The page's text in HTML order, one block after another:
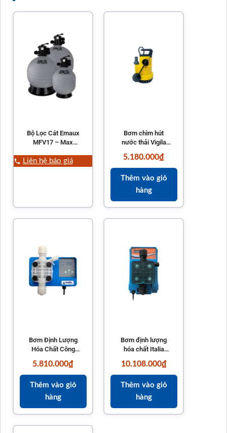
Bộ Lọc Cát Emaux
MFV17 – Max
Mount Sand Filter
Liên hệ báo giá
Bơm chìm hút
nước thải Vigila
4,8m3/h có phao
và cáp 10m
5.180.000₫
Thêm vào giỏ
hàng
Bơm Định Lượng
Hóa Chất Công
CA Italia
5.810.000₫
Thêm vào giỏ
hàng
Bơm định lượng
hóa chất Italia
hồ bơi
10.108.000₫
Thêm vào giỏ
hàng